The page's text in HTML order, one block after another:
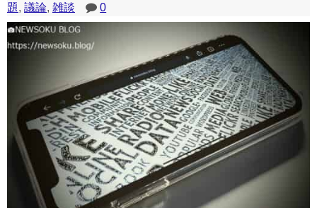
題, 議論, 雑談 0